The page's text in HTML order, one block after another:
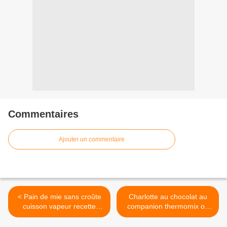
Commentaires
Ajouter un commentaire
< Pain de mie sans croûte
cuisson vapeur recette
facile au companion
Charlotte au chocolat au
companion thermomix ou
sans robot >